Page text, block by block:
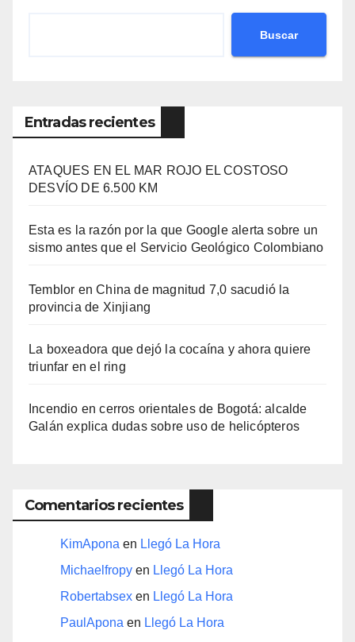
Buscar
Entradas recientes
ATAQUES EN EL MAR ROJO EL COSTOSO
DESVÍO DE 6.500 KM
Esta es la razón por la que Google alerta sobre un
sismo antes que el Servicio Geológico Colombiano
Temblor en China de magnitud 7,0 sacudió la
provincia de Xinjiang
La boxeadora que dejó la cocaína y ahora quiere
triunfar en el ring​
Incendio en cerros orientales de Bogotá: alcalde
Galán explica dudas sobre uso de helicópteros
Comentarios recientes
KimApona en Llegó La Hora
Michaelfropy en Llegó La Hora
Robertabsex en Llegó La Hora
PaulApona en Llegó La Hora